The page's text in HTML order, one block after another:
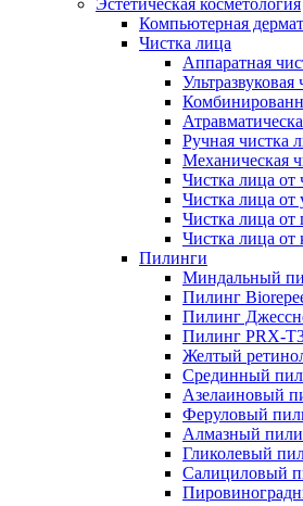
Эстетическая косметология
Компьютерная
Чистка лица
Аппаратная
Ультразвуковая
Ручная чистка
Механическая
Чистка лица от
Чистка лица от
Чистка лица
Чистка лица от
Пилинги
Миндальный
Пилинг
Пилинг
Пилинг PRX-
Желтый
Срединный
Азелаиновый
Феруловый
Алмазный
Гликолевый
Салициловый